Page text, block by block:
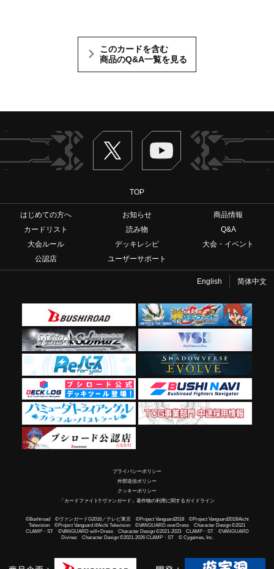
このカードを含む
商品のQ&A一覧を見る
Twitter ヴァンガードch
TOP
はじめての方へ お知らせ
商品情報
カードリスト
読み物
Q&A
大会ルール
デッキレシピ
大会・イベント
公認店
ユーザーサポート
English 简体中文
プライバシーポリシー
外部送信ポリシー
クッキーポリシー
「カードファイト!! ヴァンガード」著作物の利用に関するガイドライン
©Bushiroad ©ヴァンガードG2016／テレビ東京 ©Project Vanguard2018 ©Project Vanguard2019/Aichi
Television ©Project Vanguard if/Aichi Television ©VANGUARD overDress Character Design ©2021
CLAMP・ST ©VANGUARD will+Dress Character Design ©2021-2023 CLAMP・ST ©VANGUARD
Divinez Character Design ©2021-2026 CLAMP・ST © Cygames, Inc.